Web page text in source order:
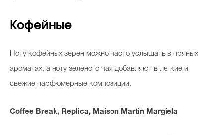
Кофейные
Ноту кофейных зерен можно часто услышать в пряных
ароматах, а ноту зеленого чая добавляют в легкие и
свежие парфюмерные композиции.
Coffee Break, Replica, Maison Martin Margiela